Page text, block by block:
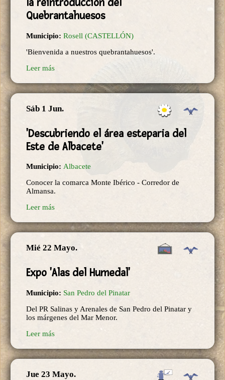
Quebrantahuesos
Municipio: Rosell (CASTELLÓN)
'Bienvenida a nuestros quebrantahuesos'.
Leer más
Sáb 1 Jun.
'Descubriendo el área esteparia del
Este de Albacete'
Municipio: Albacete
Conocer la comarca Monte Ibérico - Corredor de
Almansa.
Leer más
Mié 22 Mayo.
Expo 'Alas del Humedal'
Municipio: San Pedro del Pinatar
Del PR Salinas y Arenales de San Pedro del Pinatar y
los márgenes del Mar Menor.
Leer más
Jue 23 Mayo.